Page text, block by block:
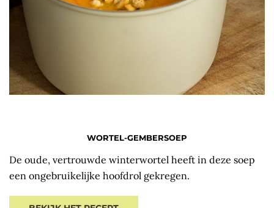
WORTEL-GEMBERSOEP
De oude, vertrouwde winterwortel heeft in deze soep
een ongebruikelijke hoofdrol gekregen.